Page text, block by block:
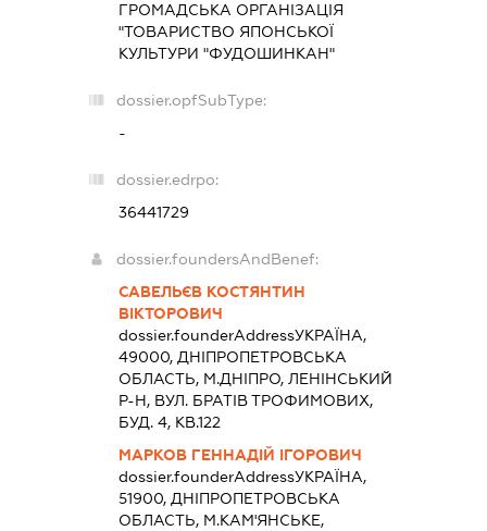
ГРОМАДСЬКА ОРГАНІЗАЦІЯ
"ТОВАРИСТВО ЯПОНСЬКОЇ
КУЛЬТУРИ "ФУДОШИНКАН"
dossier.opfSubType:
-
dossier.edrpo:
36441729
dossier.foundersAndBenef:
САВЕЛЬЄВ КОСТЯНТИН
ВІКТОРОВИЧ
dossier.founderAddressУКРАЇНА,
49000, ДНIПРОПЕТРОВСЬКА
ОБЛАСТЬ, М.ДНIПРО, ЛЕНІНСЬКИЙ
Р-Н, ВУЛ. БРАТІВ ТРОФИМОВИХ,
БУД. 4, КВ.122
МАРКОВ ГЕННАДІЙ ІГОРОВИЧ
dossier.founderAddressУКРАЇНА,
51900, ДНIПРОПЕТРОВСЬКА
ОБЛАСТЬ, М.КАМ'ЯНСЬКЕ,